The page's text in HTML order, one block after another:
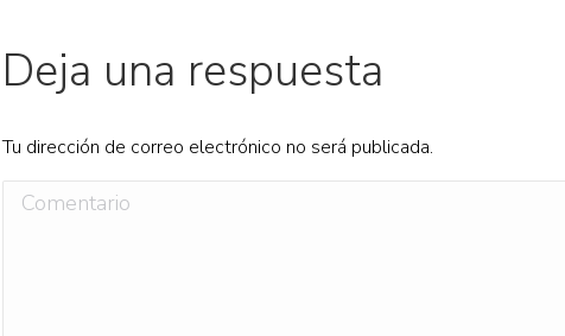
Deja una respuesta
Tu dirección de correo electrónico no será publicada.
Comentario